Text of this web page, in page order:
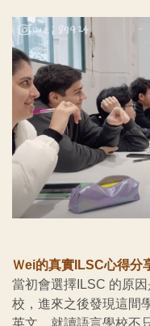
Ｗei的真實ILSC心得分
當初會選擇ILSC 的原
校，進來之後發現這間
英文，就讀語言學校不